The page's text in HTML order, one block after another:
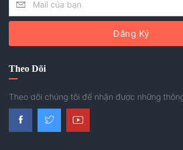
Đăng Ký
Theo Dõi
Theo dõi chúng tôi để nhận được những